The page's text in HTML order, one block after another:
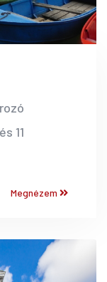
11
Megnézem